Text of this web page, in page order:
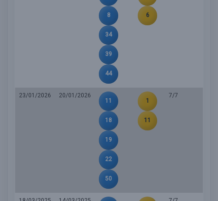
8
34
39
44
6
23/01/2026
20/01/2026
11
18
19
22
50
1
11
7/7